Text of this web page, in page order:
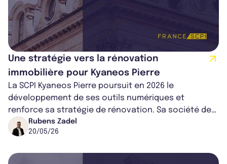
Une stratégie vers la rénovation
immobilière pour Kyaneos Pierre
La SCPI Kyaneos Pierre poursuit en 2026 le
développement de ses outils numériques et
renforce sa stratégie de rénovation. Sa société de
gestion mise ainsi sur la valorisation d’imm...
Rubens Zadel
20/05/26